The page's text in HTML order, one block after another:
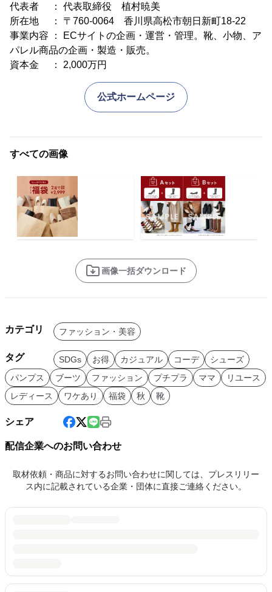
代表者 ： 代表取締役 植村暁美
所在地 ： 〒760-0064 香川県高松市朝日新町18-22
事業内容 ： ECサイトの企画・運営・管理。靴、小物、ア
パレル商品の企画・製造・販売。
資本金 ： 2,000万円
公式ホームページ
すべての画像
画像一括ダウンロード
カテゴリ ファッション・美容
タグ SDGs お得 カジュアル コーデ
シューズ
パンプス
ブーツ ファッション プチプラ ママ
リユース
レディース
ワケあり 福袋 秋 靴
シェア
配信企業へのお問い合わせ
取材依頼・商品に対するお問い合わせに関しては、プレスリリー
ス内に記載されている企業・団体に直接ご連絡ください。